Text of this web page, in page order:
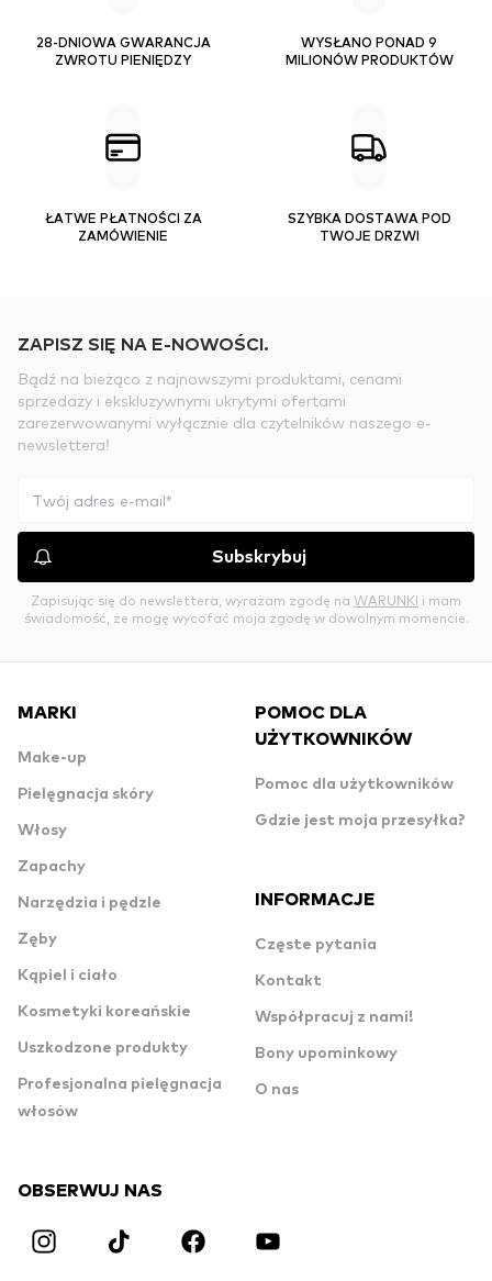
28-DNIOWA GWARANCJA
ZWROTU PIENIĘDZY
WYSŁANO PONAD 9
MILIONÓW PRODUKTÓW
ŁATWE PŁATNOŚCI ZA
ZAMÓWIENIE
SZYBKA DOSTAWA POD
TWOJE DRZWI
ZAPISZ SIĘ NA E-NOWOŚCI.
Bądź na bieżąco z najnowszymi produktami, cenami
sprzedaży i ekskluzywnymi ukrytymi ofertami
zarezerwowanymi wyłącznie dla czytelników naszego e-
newslettera!
Subskrybuj
Zapisując się do newslettera, wyrażam zgodę na WARUNKI i mam
świadomość, że mogę wycofać moja zgodę w dowolnym momencie.
MARKI
Make-up
Pielęgnacja skóry
Włosy
Zapachy
Narzędzia i pędzle
Zęby
Kąpiel i ciało
Kosmetyki koreańskie
Uszkodzone produkty
Profesjonalna pielęgnacja
włosów
POMOC DLA
UŻYTKOWNIKÓW
Pomoc dla użytkowników
Gdzie jest moja przesyłka?
INFORMACJE
Częste pytania
Kontakt
Współpracuj z nami!
Bony upominkowy
O nas
OBSERWUJ NAS